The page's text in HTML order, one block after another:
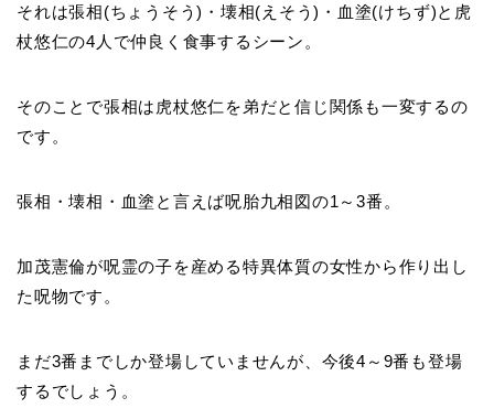
それは張相(ちょうそう)・壊相(えそう)・血塗(けちず)と虎
杖悠仁の4人で仲良く食事するシーン。
そのことで張相は虎杖悠仁を弟だと信じ関係も一変するの
です。
張相・壊相・血塗と言えば呪胎九相図の1～3番。
加茂憲倫が呪霊の子を産める特異体質の女性から作り出し
た呪物です。
まだ3番までしか登場していませんが、今後4～9番も登場
するでしょう。